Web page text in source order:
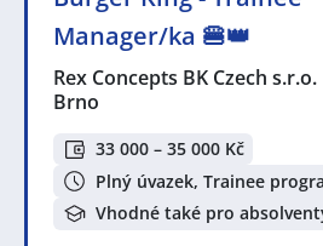
Manager/ka 🍔👑
Rex Concepts BK Czech s.r.o.
Brno
33 000 – 35 000 Kč
Plný úvazek, Trainee
Vhodné také pro